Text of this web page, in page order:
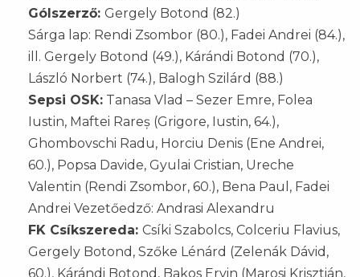
Gólszerző: Gergely Botond (82.)
Sárga lap: Rendi Zsombor (80.), Fadei Andrei (84.),
ill. Gergely Botond (49.), Kárándi Botond (70.),
László Norbert (74.), Balogh Szilárd (88.)
Sepsi OSK: Tanasa Vlad – Sezer Emre, Folea
Iustin, Maftei Rareș (Grigore, Iustin, 64.),
Ghombovschi Radu, Horciu Denis (Ene Andrei,
60.), Popsa Davide, Gyulai Cristian, Ureche
Valentin (Rendi Zsombor, 60.), Bena Paul, Fadei
Andrei Vezetőedző: Andrasi Alexandru
FK Csíkszereda: Csíki Szabolcs, Colceriu Flavius,
Gergely Botond, Szőke Lénárd (Zelenák Dávid,
60.), Kárándi Botond, Bakos Ervin (Marosi Krisztián,